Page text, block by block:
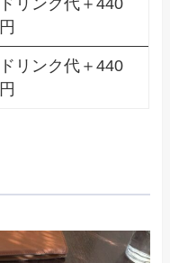
円
ドリンク代＋440
円